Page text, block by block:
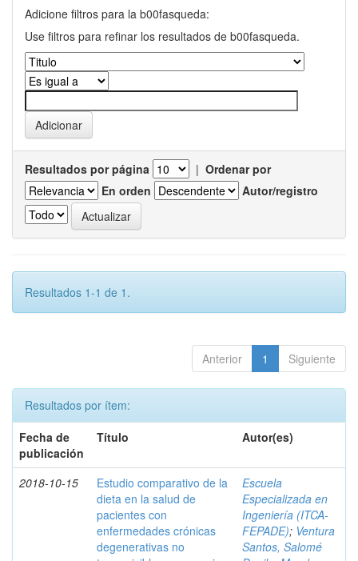
Adicione filtros para la b00fasqueda:
Use filtros para refinar los resultados de b00fasqueda.
Resultados por página | Ordenar por
En orden
Autor/registro
Resultados 1-1 de 1.
Anterior 1 Siguiente
Resultados por ítem:
Fecha de
publicación
Título Autor(es)
2018-10-15
Estudio comparativo de la
dieta en la salud de
pacientes con
enfermedades crónicas
degenerativas no
Escuela
Especializada en
Ingeniería (ITCA-
FEPADE); Ventura
Santos, Salomé